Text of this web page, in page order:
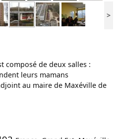
>
composé de deux salles :
leurs mamans
au maire de Maxéville de